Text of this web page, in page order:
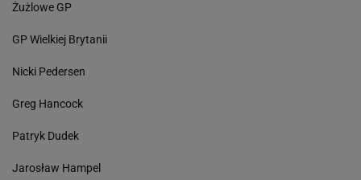
Żużlowe GP
GP Wielkiej Brytanii
Nicki Pedersen
Greg Hancock
Patryk Dudek
Jarosław Hampel